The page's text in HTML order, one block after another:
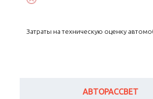
Затраты на техническую оценку
АВТОРАССВЕТ